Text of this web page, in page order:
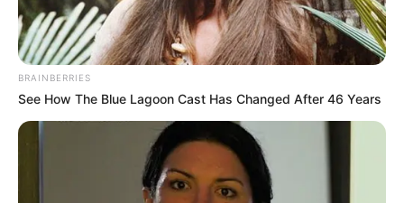
BRAINBERRIES
See How The Blue Lagoon Cast Has Changed After 46 Years